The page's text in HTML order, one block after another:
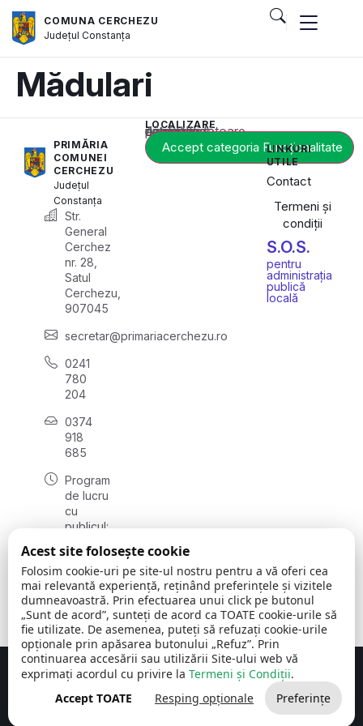
COMUNA CERCHEZU
JudețulConstanța
Mădulari
PRIMĂRIA
COMUNEI
CERCHEZU
Județul
Constanța
Str.
General
Cerchez
nr. 28,
Satul
Cerchezu,
907045
secretar@primariacerchezu.ro
0241
780
204
0374
918
685
Program
de lucru
cu
publicul:
08:00 -
16:30
, vineri:
08:00 -
14:00
LOCALIZARE
Acest conținut este blocat până când acceptați categoria corespunzătoare de cookie-uri.
Accept categoria Funcționalitate
LINKURI
UTILE
Contact
Termeni și
condiții
S.O.S.
pentru
administrația
publică
locală
Comuna Cerchezu © 2026Toate drepturile rezervate
Concept realizat de Big Media Relații Publice SRL
Acest site folosește cookie
Folosim cookie-uri pe site-ul nostru pentru a vă oferi cea
mai relevantă experiență, reținând preferințele și vizitele
dumneavoastră. Prin efectuarea unui click pe butonul
„Sunt de acord”, sunteți de acord ca TOATE cookie-urile să
fie utilizate. De asemenea, puteți să refuzați cookie-urile
opționale prin apăsarea butonului „Refuz”. Prin
continuarea accesării sau utilizării Site-ului web vă
exprimați acordul cu privire la Termeni și Condiții.
Accept TOATE
Resping opționale Preferințe